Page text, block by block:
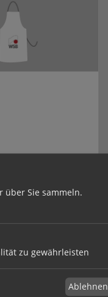
über Sie sammeln.
zu gewährleisten
Ablehnen